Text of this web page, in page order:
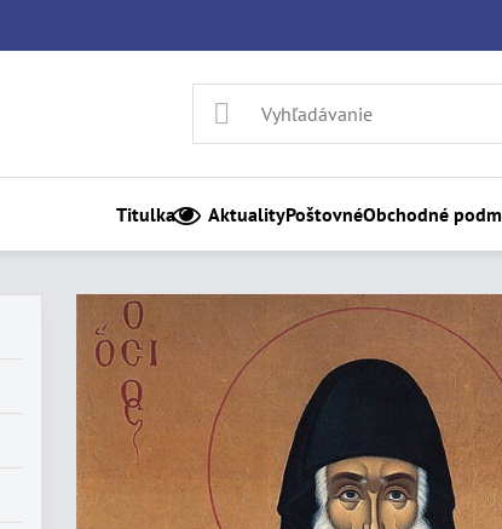
Titulka AktualityPoštovnéObchodné